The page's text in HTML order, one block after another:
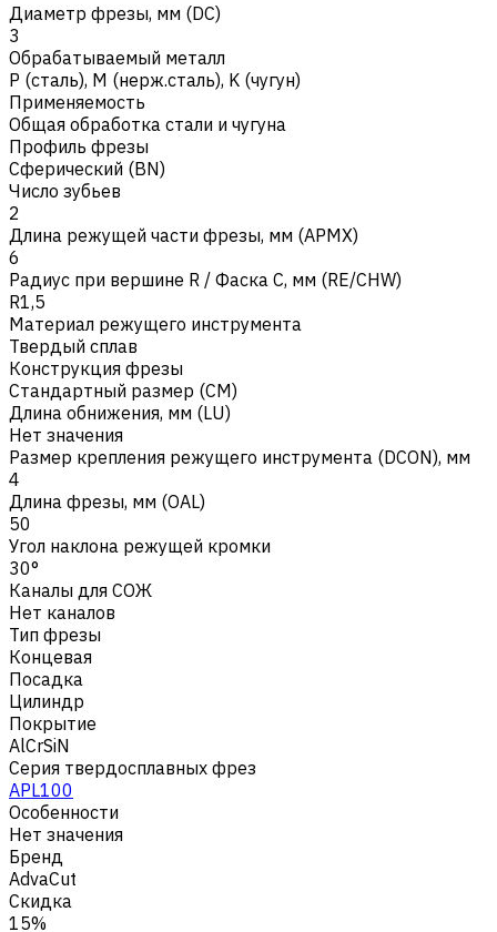
Диаметр фрезы, мм (DC)
3
Обрабатываемый металл
Р (сталь), M (нерж.сталь), K (чугун)
Применяемость
Общая обработка стали и чугуна
Профиль фрезы
Сферический (BN)
Число зубьев
2
Длина режущей части фрезы, мм (APMX)
6
Радиус при вершине R / Фаска C, мм (RE/CHW)
R1,5
Материал режущего инструмента
Твердый сплав
Конструкция фрезы
Стандартный размер (CM)
Длина обнижения, мм (LU)
Нет значения
Размер крепления режущего инструмента (DCON), мм
4
Длина фрезы, мм (OAL)
50
Угол наклона режущей кромки
30°
Каналы для СОЖ
Нет каналов
Тип фрезы
Концевая
Посадка
Цилиндр
Покрытие
AlCrSiN
Серия твердосплавных фрез
APL100
Особенности
Нет значения
Бренд
AdvaCut
Скидка
15%